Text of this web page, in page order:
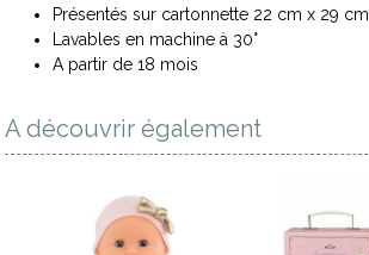
Présentés sur cartonnette 22 cm x 29 cm
Lavables en machine à 30°
A partir de 18 mois
A découvrir également